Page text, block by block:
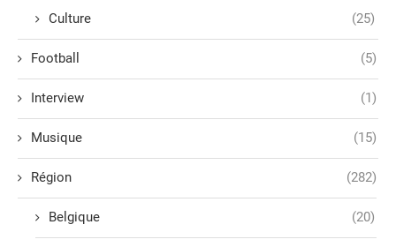
Culture (25)
Football (5)
Interview (1)
Musique (15)
Région (282)
Belgique (20)